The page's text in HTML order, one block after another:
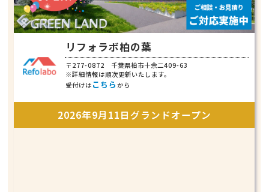
リフォラボ柏の葉
〒277-0872 千葉県柏市十余二409-63
※詳細情報は順次更新いたします。
受付けは こちらから
2026年9月11日グランドオープン